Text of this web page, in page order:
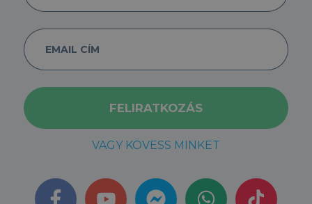
VAGY KÖVESS MINKET